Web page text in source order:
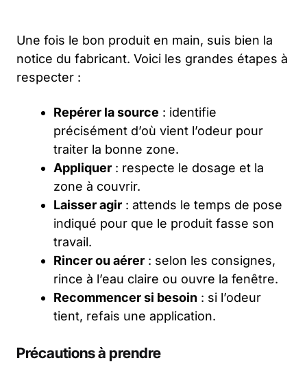
Une fois le bon produit en main, suis bien la
notice du fabricant. Voici les grandes étapes à
respecter :
Repérer la source : identifie
précisément d’où vient l’odeur pour
traiter la bonne zone.
Appliquer : respecte le dosage et la
zone à couvrir.
Laisser agir : attends le temps de pose
indiqué pour que le produit fasse son
travail.
Rincer ou aérer : selon les consignes,
rince à l’eau claire ou ouvre la fenêtre.
Recommencer si besoin : si l’odeur
tient, refais une application.
Précautions à prendre